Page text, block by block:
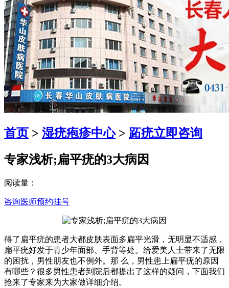
首页 > 湿疣疱疹中心> 跖疣立即咨询
专家浅析;扁平疣的3大病因
阅读量：
咨询医师预约挂号
得了扁平疣的患者大都皮肤表面多扁平光滑，无明显不适感，
扁平疣好发于青少年面部、手背等处。给爱美人士带来了无限
的困扰，男性朋友也不例外。那 么，男性患上扁平疣的原因
有哪些？很多男性患者到院后都提出了这样的疑问，下面我们
抢来了专家来为大家做详细介绍。